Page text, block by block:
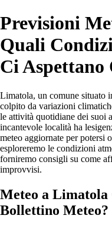
Previsioni
Quali
Ci Aspettano
Limatola, un comune situato
colpito da variazioni
le attività quotidiane dei suoi
incantevole località ha
meteo aggiornate per potersi
esploreremo le condizioni
forniremo consigli su come
improvvisi.
Meteo a Limatola
Bollettino Meteo?